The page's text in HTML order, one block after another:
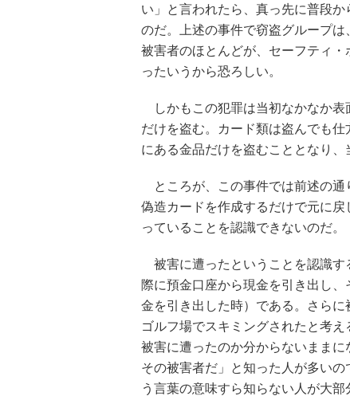
い」と言われたら、真っ先に普段
のだ。上述の事件で窃盗グループは
被害者のほとんどが、セーフティ
ったいうから恐ろしい。
しかもこの犯罪は当初なかなか表
だけを盗む。カード類は盗んでも
にある金品だけを盗むこととなり、
ところが、この事件では前述の通
偽造カードを作成するだけで元に
っていることを認識できないのだ。
被害に遭ったということを認識す
際に預金口座から現金を引き出し
金を引き出した時）である。さら
ゴルフ場でスキミングされたと考
被害に遭ったのか分からないまま
その被害者だ」と知った人が多い
う言葉の意味すら知らない人が大部